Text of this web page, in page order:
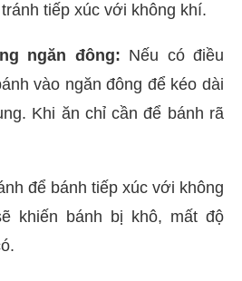
tiếp xúc với không khí.
ngăn đông: Nếu có điều
vào ngăn đông để kéo dài
Khi ăn chỉ cần để bánh rã
để bánh tiếp xúc với không
khiến bánh bị khô, mất độ